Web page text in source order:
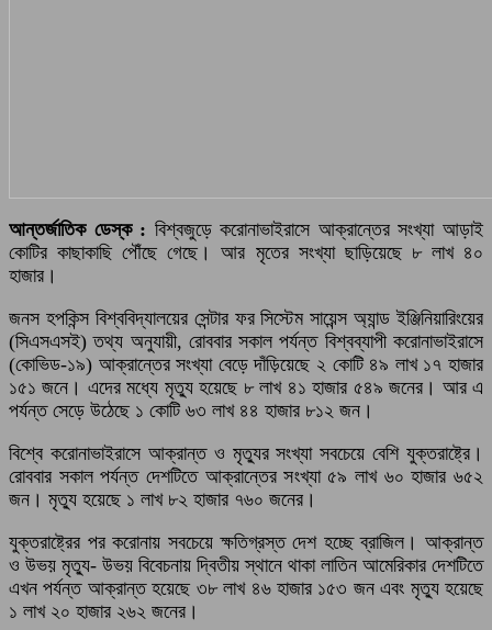
আন্তর্জাতিক ডেস্ক : বিশ্বজুড়ে করোনাভাইরাসে আক্রান্তের সংখ্যা আড়াই
কোটির কাছাকাছি পৌঁছে গেছে। আর মৃতের সংখ্যা ছাড়িয়েছে ৮ লাখ ৪০
হাজার।
জনস হপকিন্স বিশ্ববিদ্যালয়ের সেন্টার ফর সিস্টেম সায়েন্স অ্যান্ড ইঞ্জিনিয়ারিংয়ের
(সিএসএসই) তথ্য অনুযায়ী, রোববার সকাল পর্যন্ত বিশ্বব্যাপী করোনাভাইরাসে
(কোভিড-১৯) আক্রান্তের সংখ্যা বেড়ে দাঁড়িয়েছে ২ কোটি ৪৯ লাখ ১৭ হাজার
১৫১ জনে। এদের মধ্যে মৃত্যু হয়েছে ৮ লাখ ৪১ হাজার ৫৪৯ জনের। আর এ
পর্যন্ত সেড়ে উঠেছে ১ কোটি ৬৩ লাখ ৪৪ হাজার ৮১২ জন।
বিশ্বে করোনাভাইরাসে আক্রান্ত ও মৃত্যুর সংখ্যা সবচেয়ে বেশি যুক্তরাষ্ট্রে।
রোববার সকাল পর্যন্ত দেশটিতে আক্রান্তের সংখ্যা ৫৯ লাখ ৬০ হাজার ৬৫২
জন। মৃত্যু হয়েছে ১ লাখ ৮২ হাজার ৭৬০ জনের।
যুক্তরাষ্ট্রের পর করোনায় সবচেয়ে ক্ষতিগ্রস্ত দেশ হচ্ছে ব্রাজিল। আক্রান্ত
ও উভয় মৃত্যু- উভয় বিবেচনায় দ্বিতীয় স্থানে থাকা লাতিন আমেরিকার দেশটিতে
এখন পর্যন্ত আক্রান্ত হয়েছে ৩৮ লাখ ৪৬ হাজার ১৫৩ জন এবং মৃত্যু হয়েছে
১ লাখ ২০ হাজার ২৬২ জনের।